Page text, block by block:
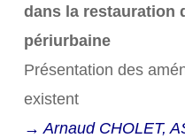
dans la restauration
périurbaine
Présentation des
existent
→ Arnaud CHOLET,